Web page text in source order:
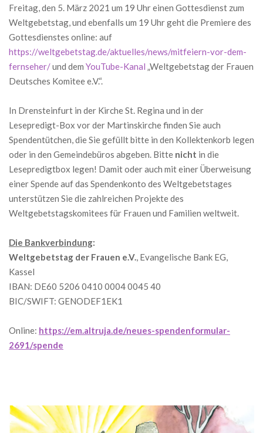
Freitag, den 5. März 2021 um 19 Uhr einen Gottesdienst zum
Weltgebetstag, und ebenfalls um 19 Uhr geht die Premiere des
Gottesdienstes online: auf
https://weltgebetstag.de/aktuelles/news/mitfeiern-vor-dem-
fernseher/und dem YouTube-Kanal „Weltgebetstag der Frauen
Deutsches Komitee e.V.“.
In Drensteinfurt in der Kirche St. Regina und in der
Lesepredigt-Box vor der Martinskirche finden Sie auch
Spendentütchen, die Sie gefüllt bitte in den Kollektenkorb legen
oder in den Gemeindebüros abgeben. Bitte nicht in die
Lesepredigtbox legen! Damit oder auch mit einer Überweisung
einer Spende auf das Spendenkonto des Weltgebetstages
unterstützen Sie die zahlreichen Projekte des
Weltgebetstagskomitees für Frauen und Familien weltweit.
Die Bankverbindung:
Weltgebetstag der Frauen e.V., Evangelische Bank EG,
Kassel
IBAN: DE60 5206 0410 0004 0045 40
BIC/SWIFT: GENODEF1EK1
Online: https://em.altruja.de/neues-spendenformular-
2691/spende